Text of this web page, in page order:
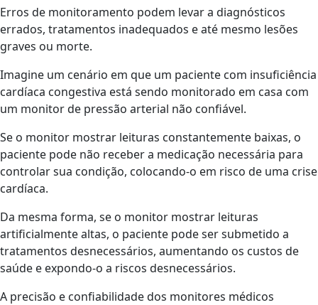
Erros de monitoramento podem levar a diagnósticos
errados, tratamentos inadequados e até mesmo lesões
graves ou morte.
Imagine um cenário em que um paciente com insuficiência
cardíaca congestiva está sendo monitorado em casa com
um monitor de pressão arterial não confiável.
Se o monitor mostrar leituras constantemente baixas, o
paciente pode não receber a medicação necessária para
controlar sua condição, colocando-o em risco de uma crise
cardíaca.
Da mesma forma, se o monitor mostrar leituras
artificialmente altas, o paciente pode ser submetido a
tratamentos desnecessários, aumentando os custos de
saúde e expondo-o a riscos desnecessários.
A precisão e confiabilidade dos monitores médicos